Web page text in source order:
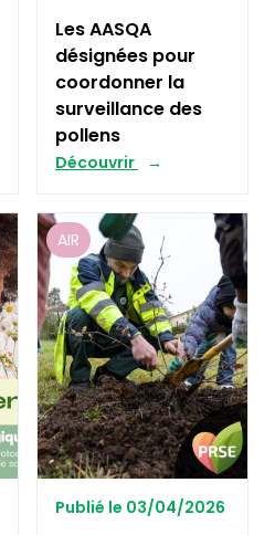
Les AASQA
désignées pour
coordonner la
surveillance des
pollens
Découvrir
AIR
Publié le 03/04/2026